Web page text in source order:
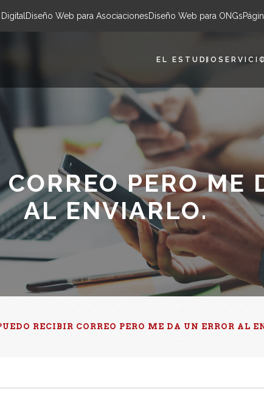
Diseño Web para AsociacionesDiseño Web para ONGs
EL ESTUDIO
PERO ME
AL ENVIARLO.
RECIBIR CORREO PERO ME DA UN ERROR AL